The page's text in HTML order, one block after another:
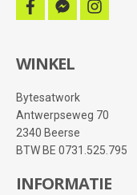
facebook
facebook-
messenger
WINKEL
Bytesatwork
Antwerpseweg 70
2340 Beerse
BTW BE 0731.525.795
INFORMATIE